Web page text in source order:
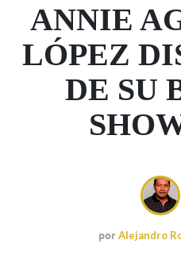
ANNIE
LÓPEZ
DE SU
por Alejandro